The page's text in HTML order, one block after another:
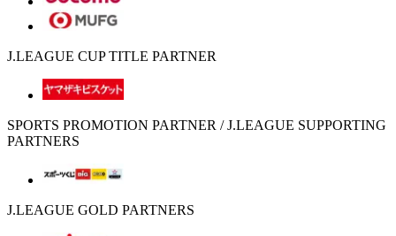
J.LEAGUE CUP TITLE PARTNER
SPORTS PROMOTION PARTNER / J.LEAGUE SUPPORTING
PARTNERS
J.LEAGUE GOLD PARTNERS